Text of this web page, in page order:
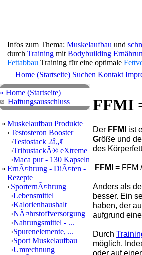
Infos zum Thema: Muskelaufbau und
durch Training mit Bodybuilding
Fettabbau Training für eine optimale
Home (Startseite) Suchen Kontakt
» Home (Startseite)
Haftungsausschluss
» Muskelaufbau Produkte
›Testosteron Booster
›Testostack 2â„¢
›TribustackÂ® eXtreme
›Maca pur - 130 Kapseln
» ErnÃ¤hrung - DiÃ¤ten -
Rezepte
›SporternÃ¤hrung
›Lebensmittel
›Kalorienhaushalt
›NÃ¤hrstoffversorgung
›Nahrungsmittel - ...
›Spurenelemente, ...
›Sport Muskelaufbau
›Umrechnung
FFMI
Der FFMI ist
Größe und
des
FFMI = FFM
Anders als
besser. Ein
haben, der
aufgrund
Durch
möglich.
oder auf